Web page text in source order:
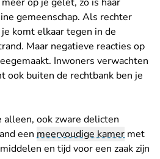
op je gelet, zo is haar
gemeenschap. Als rechter
komt elkaar tegen in de
Maar negatieve reacties op
Inwoners verwachten
ook buiten de rechtbank ben je
ook zware delicten
een meervoudige kamer met
en tijd voor een zaak zijn